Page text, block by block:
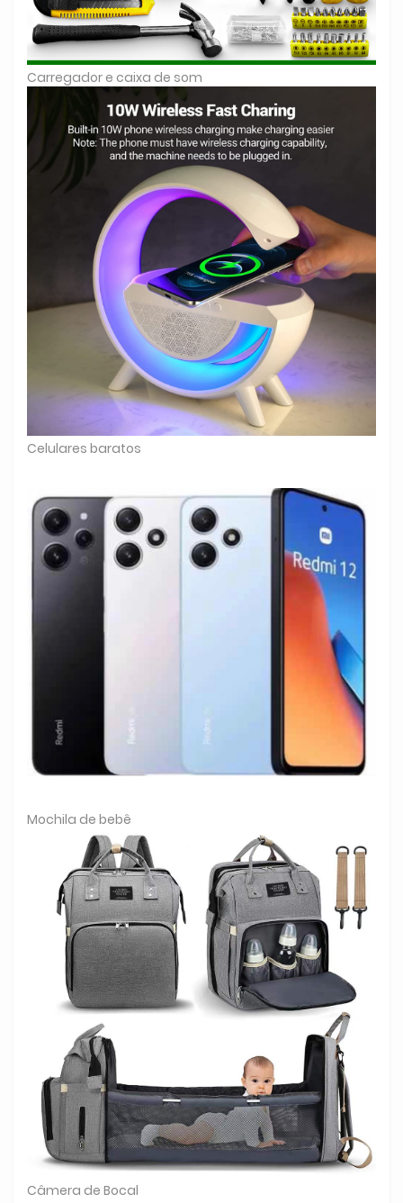
Carregador e caixa de som
Celulares baratos
Mochila de bebê
Câmera de Bocal